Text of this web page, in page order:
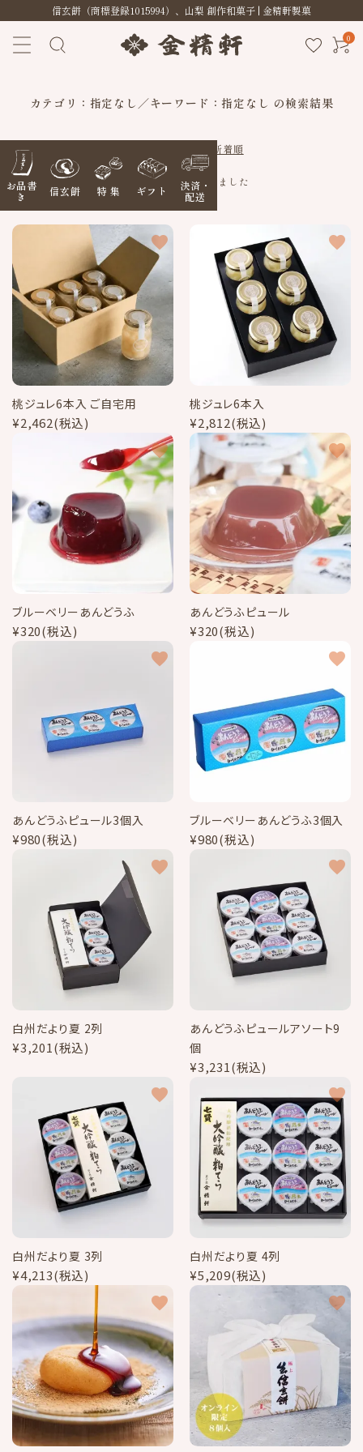
信玄餅（商標登録1015994）、山梨 創作和菓子 | 金精軒製菓
0
お品書
き
信玄餅 特 集 ギフト
決済・
配送
ACCOUNT MENU
ようこそ ゲスト 様
meeting_room ログイン person 新規会員登録
信玄餅
季節の特集
お品書き
詰め合わせギフト
特定商取引法に基づく表記
カテゴリ：指定なし／キーワード：指定なし の検索結果
新着順
49件の商品が見つかりました
桃ジュレ6本入 ご自宅用
¥2,462(税込)
favorite
桃ジュレ6本入
¥2,812(税込)
favorite
ブルーベリーあんどうふ
¥320(税込)
favorite
あんどうふピュール
¥320(税込)
favorite
あんどうふピュール3個入
¥980(税込)
favorite
ブルーベリーあんどうふ3個入
¥980(税込)
favorite
白州だより夏 2列
¥3,201(税込)
favorite
あんどうふピュールアソート9
個
¥3,231(税込)
favorite
白州だより夏 3列
¥4,213(税込)
favorite
白州だより夏 4列
¥5,209(税込)
favorite
favorite favorite